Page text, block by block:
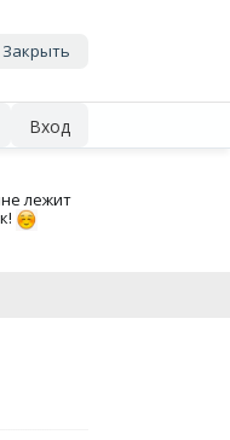
Закрыть
Вход
лежит